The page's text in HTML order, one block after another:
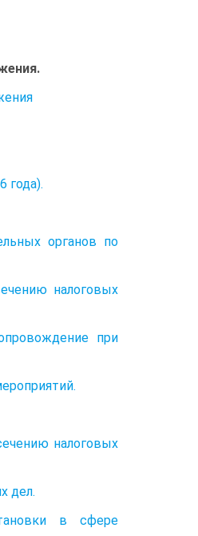
года).
органов по
налоговых
при
налоговых
дел.
в сфере